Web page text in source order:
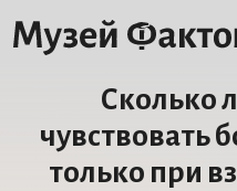
Сколько
чувствовать
только при